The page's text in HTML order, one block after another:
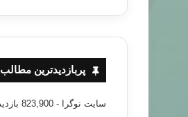
پربازدیدترین
سایت نوگرا - 823,900 بازدید